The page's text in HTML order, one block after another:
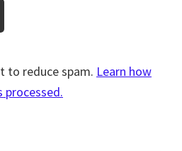
to reduce spam. Learn how